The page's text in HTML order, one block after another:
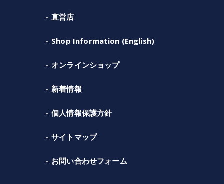
直営店
Shop Information (English)
オンラインショップ
新着情報
個人情報保護方針
サイトマップ
お問い合わせフォーム